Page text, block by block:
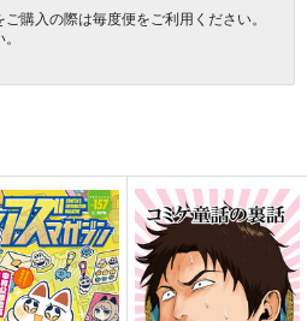
購入の際は毎度便をご利用ください。